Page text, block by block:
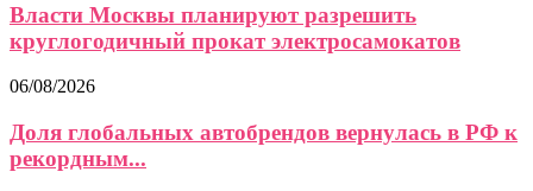
Власти Москвы планируют разрешить
круглогодичный прокат электросамокатов
06/08/2026
Доля глобальных автобрендов вернулась в РФ к
рекордным...